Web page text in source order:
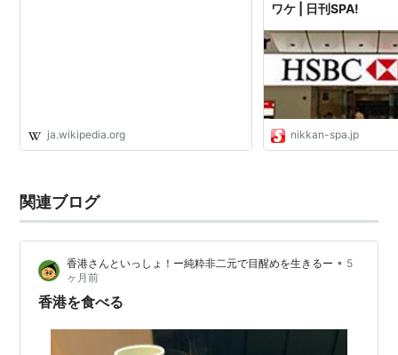
ja.wikipedia.org
ワケ | 日刊SPA!
nikkan-spa.jp
関連ブログ
香港さんといっしょ！ー純粋非二元で目醒めを生きるー • 5
ヶ月前
香港を食べる